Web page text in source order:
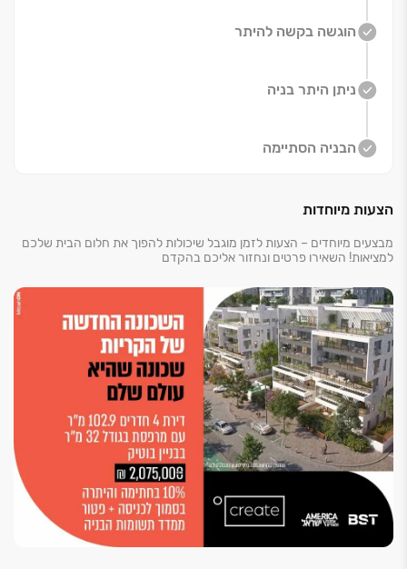
כל אלה.
בתכנונו של אדריכל העל גדי שוורץ, מזמין אתכם ליהנות
המרהיב, ומגיעה לשיא בקולקציית דירות מעוצבות ומאובזרות
דירות ‏4, ‏5 חדרים ופנטהאוזים.
שטח של ‏20-145 מ"ר, שיציפו את הבית באור טבעי.
החניונים התת קרקעיים מעניקים לכם הזדמנות ליהנות
מסביבה ירוקה, שקטה ובטוחה וללכת בנוחות ברגל לגן, לבית
הספר, לפארק ולארוחת ערב במסעדה האהובה בשכונה.
הוגשה בקשה להיתר
ניתן היתר בניה
הבניה הסתיימה
הצעות מיוחדות
מבצעים מיוחדים – הצעות לזמן מוגבל שיכולות להפוך את חלום הבית שלכם
למציאות! השאירו פרטים ונחזור אליכם בהקדם